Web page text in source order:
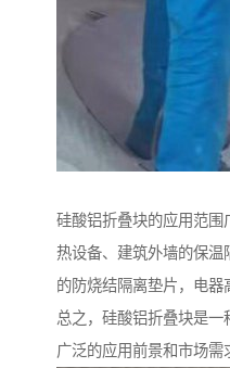
硅酸铝折叠块的应用范围
热设备、建筑外墙的保
的防烧结隔离垫片，电器
总之，硅酸铝折叠块是
广泛的应用前景和市场需